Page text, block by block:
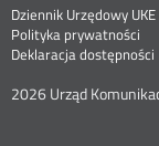
Stopka
menu
Dziennik Urzędowy UKE
Polityka prywatności
w
Deklaracja dostępności
2026 Urząd